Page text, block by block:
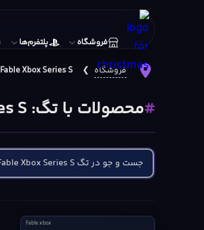
فروشگاه پلتفرم‌ها
فروشگاه ❯
Fable Xbox Series S
محصولات با تگ: Fable Xbox Series S
Fable
Fable xbox